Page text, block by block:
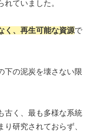
ていました。
く、再生可能な資源で
下の泥炭を壊さない限
古く、最も多様な系統
研究されておらず、